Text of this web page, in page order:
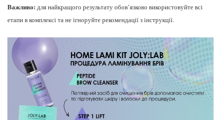
Важливо: для найкращого результату обов’язково використовуйте всі
етапи в комплексі та не ігноруйте рекомендації з інструкції.